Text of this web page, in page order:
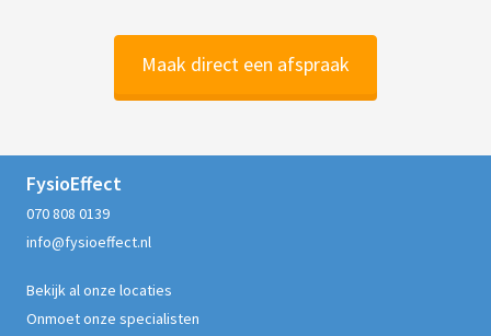
Maak direct een afspraak
FysioEffect
070 808 0139
info@fysioeffect.nl
Bekijk al onze locaties
Onmoet onze specialisten